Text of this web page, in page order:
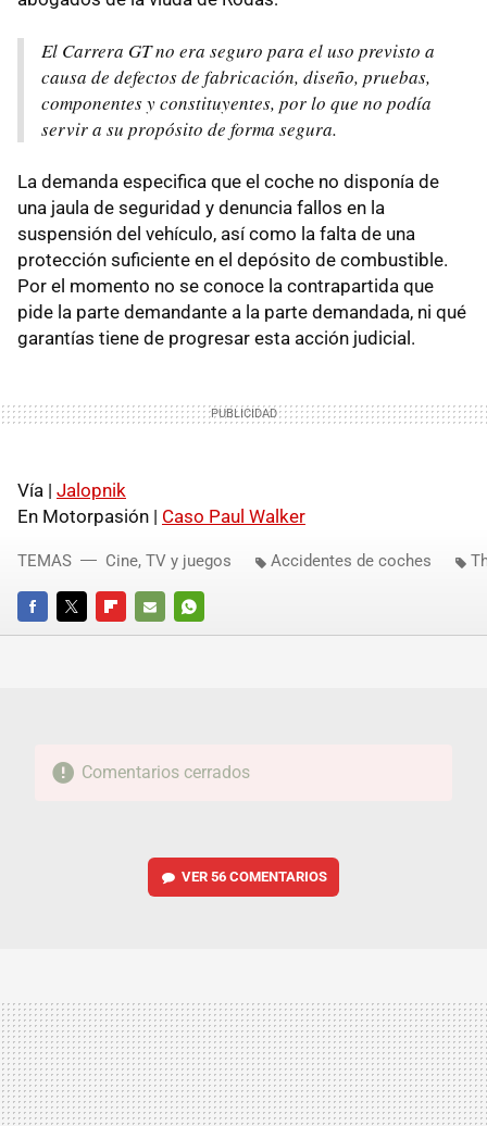
El Carrera GT no era seguro para el uso previsto a
causa de defectos de fabricación, diseño, pruebas,
componentes y constituyentes, por lo que no podía
servir a su propósito de forma segura.
La demanda especifica que el coche no disponía de
una jaula de seguridad y denuncia fallos en la
suspensión del vehículo, así como la falta de una
protección suficiente en el depósito de combustible.
Por el momento no se conoce la contrapartida que
pide la parte demandante a la parte demandada, ni qué
garantías tiene de progresar esta acción judicial.
Vía | Jalopnik
En Motorpasión | Caso Paul Walker
FACEBOOKTWITTERFLIPBOARD
E-
WHATSAPP
TEMAS Cine, TV y juegos Accidentes de coches
Comentarios cerrados
VER 56 COMENTARIOS